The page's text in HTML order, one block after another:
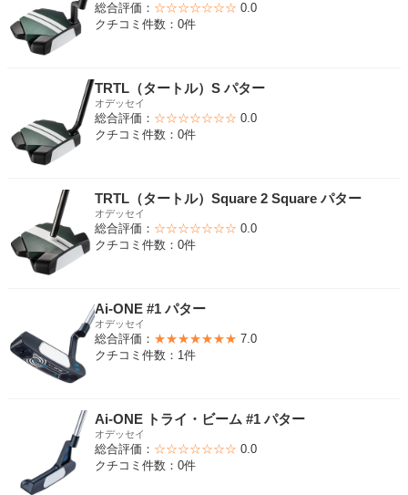
総合評価： ☆☆☆☆☆☆☆ 0.0
クチコミ件数：0件
TRTL（タートル）S パター
オデッセイ
総合評価： ☆☆☆☆☆☆☆ 0.0
クチコミ件数：0件
TRTL（タートル）Square 2 Square パター
オデッセイ
総合評価： ☆☆☆☆☆☆☆ 0.0
クチコミ件数：0件
Ai-ONE #1 パター
オデッセイ
総合評価： ★★★★★★★ 7.0
クチコミ件数：1件
Ai-ONE トライ・ビーム #1 パター
オデッセイ
総合評価： ☆☆☆☆☆☆☆ 0.0
クチコミ件数：0件